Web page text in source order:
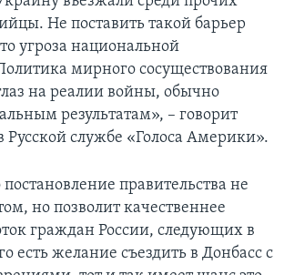
Не поставить такой барьер
угроза национальной
мирного сосуществования
на реалии войны, обычно
результатам», – говорит
Русской службе «Голоса Америки».
правительства не
но позволит качественнее
граждан России, следующих в
есть желание съездить в Донбасс с